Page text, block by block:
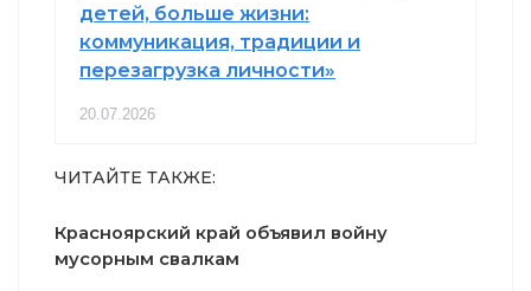
детей, больше жизни:
коммуникация, традиции и
перезагрузка личности»
20.07.2026
ЧИТАЙТЕ ТАКЖЕ:
Красноярский край объявил войну
мусорным свалкам